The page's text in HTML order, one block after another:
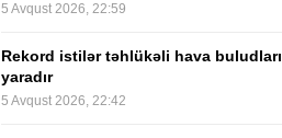
5 Avqust 2026, 22:59
Rekord istilər təhlükəli hava buludları
yaradır
5 Avqust 2026, 22:42